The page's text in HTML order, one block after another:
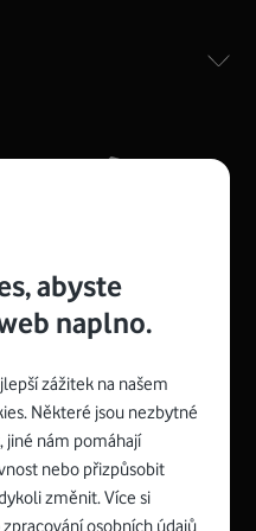
Kompaktní rozměry 21
7,5 cm (včetně stojánku)
a bezdrátové připojení Wi-
abyste
naplno.
zážitek na našem
Některé jsou nezbytné
jiné nám pomáhají
nebo přizpůsobit
změnit. Více si
osobních údajů